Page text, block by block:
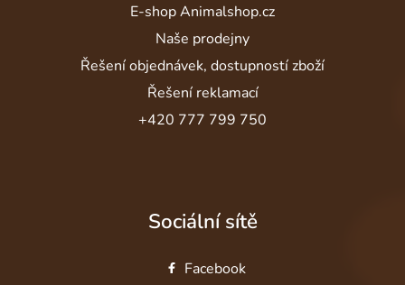
E-shop Animalshop.cz
Naše prodejny
Řešení objednávek, dostupností zboží
Řešení reklamací
+420 777 799 750
Sociální sítě
Facebook